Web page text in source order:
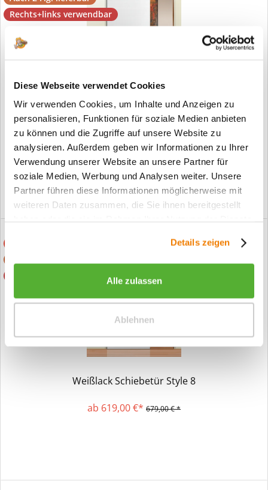
Diese Webseite verwendet Cookies
Wir verwenden Cookies, um Inhalte und Anzeigen zu
personalisieren, Funktionen für soziale Medien anbieten
zu können und die Zugriffe auf unsere Website zu
analysieren. Außerdem geben wir Informationen zu Ihrer
Verwendung unserer Website an unsere Partner für
soziale Medien, Werbung und Analysen weiter. Unsere
Partner führen diese Informationen möglicherweise mit
weiteren Daten zusammen, die Sie ihnen bereitgestellt
Details zeigen
Alle zulassen
Ablehnen
Rechts+links verwendbar
Weißlack Schiebetür Style 1
ab 619,00 €* 639,00 € *
Rechts+links verwendbar
Weißlack Schiebetür Style 8
ab 619,00 €* 679,00 € *